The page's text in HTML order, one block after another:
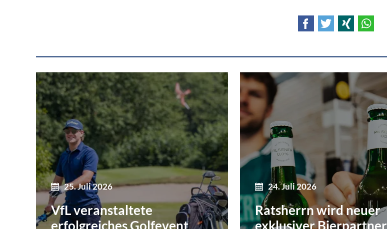
FacebookTwitterXing
25. Juli 2026
VfL veranstaltete
erfolgreiches Golfevent
24. Juli 2026
Ratsherrn wird neuer
exklusiver